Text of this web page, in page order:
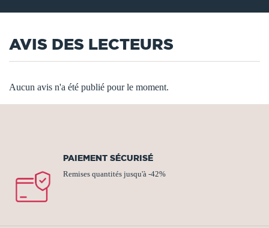
AVIS DES LECTEURS
Aucun avis n'a été publié pour le moment.
PAIEMENT SÉCURISÉ
Remises quantités jusqu'à -42%